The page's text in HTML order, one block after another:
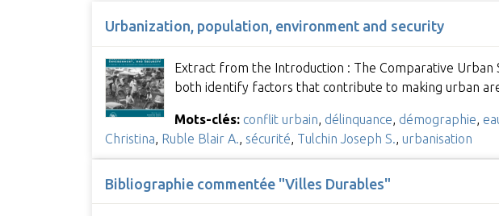
Urbanization, population, environment and security
Extract from the Introduction : The Comparative
both identify factors that contribute to making urban
Mots-clés: conflit urbain délinquance démographie
Christina Ruble Blair A. sécurité Tulchin Joseph S. urbanisation
Bibliographie commentée "Villes Durables"